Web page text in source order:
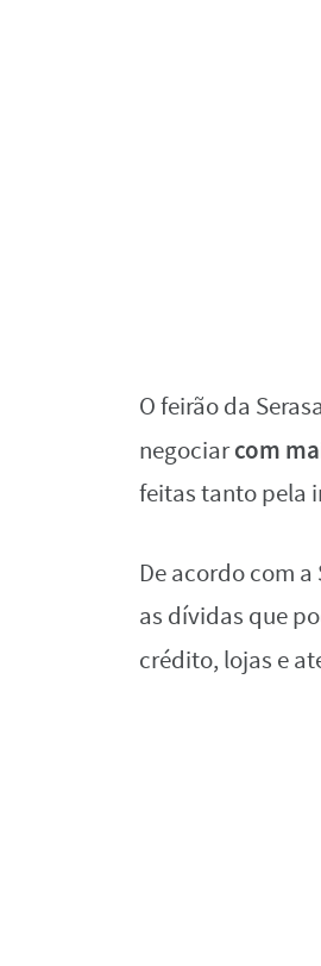
O feirão da
negociarcom
feitas tanto pela
De acordo com a
as dívidas que
crédito, lojas e